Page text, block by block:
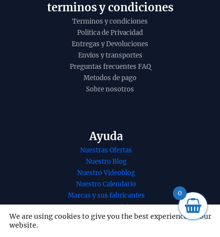
terminos y condiciones
Terminos y condiciones
Politica de Privacidad
Entregas y Devoluciones
Envíos y transportes
Preguntas frecuentes FAQ
Metodos de pago
Sobre nosotros
Ayuda
Nuestras Ofertas
Nuestro Blog
Nuestro Videoblog
Nuestro Calendario
Marcas y sus fabricantes
Nuestros Servicios
Nuestro contacto
We are using cookies to give you the best experience on our
website.
0
Incienso shatavari
agarbatti masala
en caja de 6
unidades de 15g
B2B - 5 UD
6,05€